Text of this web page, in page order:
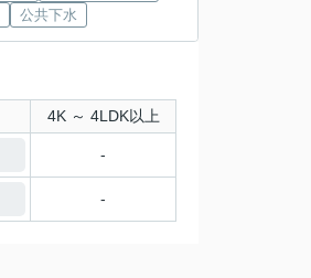
公共下水
4K ～ 4LDK以上
-
-